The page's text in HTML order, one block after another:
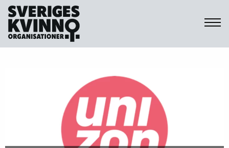
Sveriges Kvinnoorganisationer